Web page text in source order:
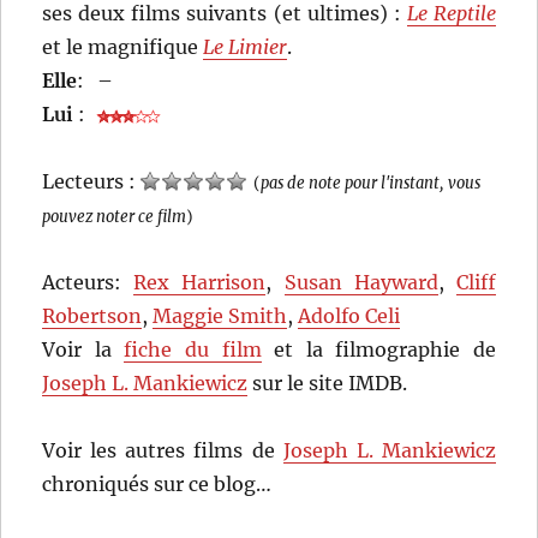
ses deux films suivants (et ultimes) : Le Reptile
et le magnifiqueLe Limier.
Elle:
–
Lui :
Lecteurs : (pas de note pour l'instant, vous
pouvez noter ce film)
Acteurs:Rex Harrison, Susan Hayward, Cliff
Robertson,Maggie Smith,Adolfo Celi
Voir lafiche du filmet la filmographie de
Joseph L. Mankiewicz sur le site IMDB.
Voir les autres films de Joseph L. Mankiewicz
chroniqués sur ce blog…